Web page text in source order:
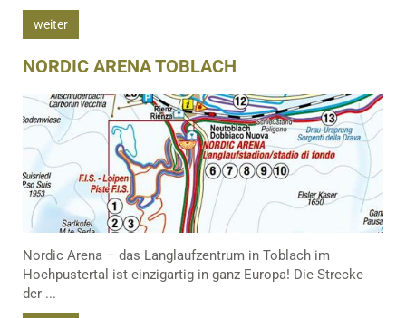
weiter
NORDIC ARENA TOBLACH
Nordic Arena – das Langlaufzentrum in Toblach im
Hochpustertal ist einzigartig in ganz Europa! Die Strecke
der ...